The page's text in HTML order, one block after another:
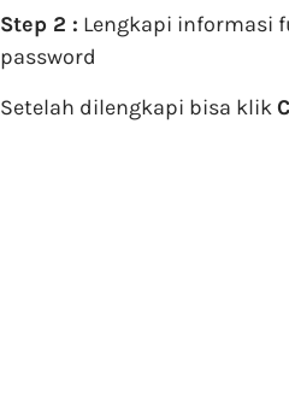
Step 2 : Lengkapi informasi
password
Setelah dilengkapi bisa klik